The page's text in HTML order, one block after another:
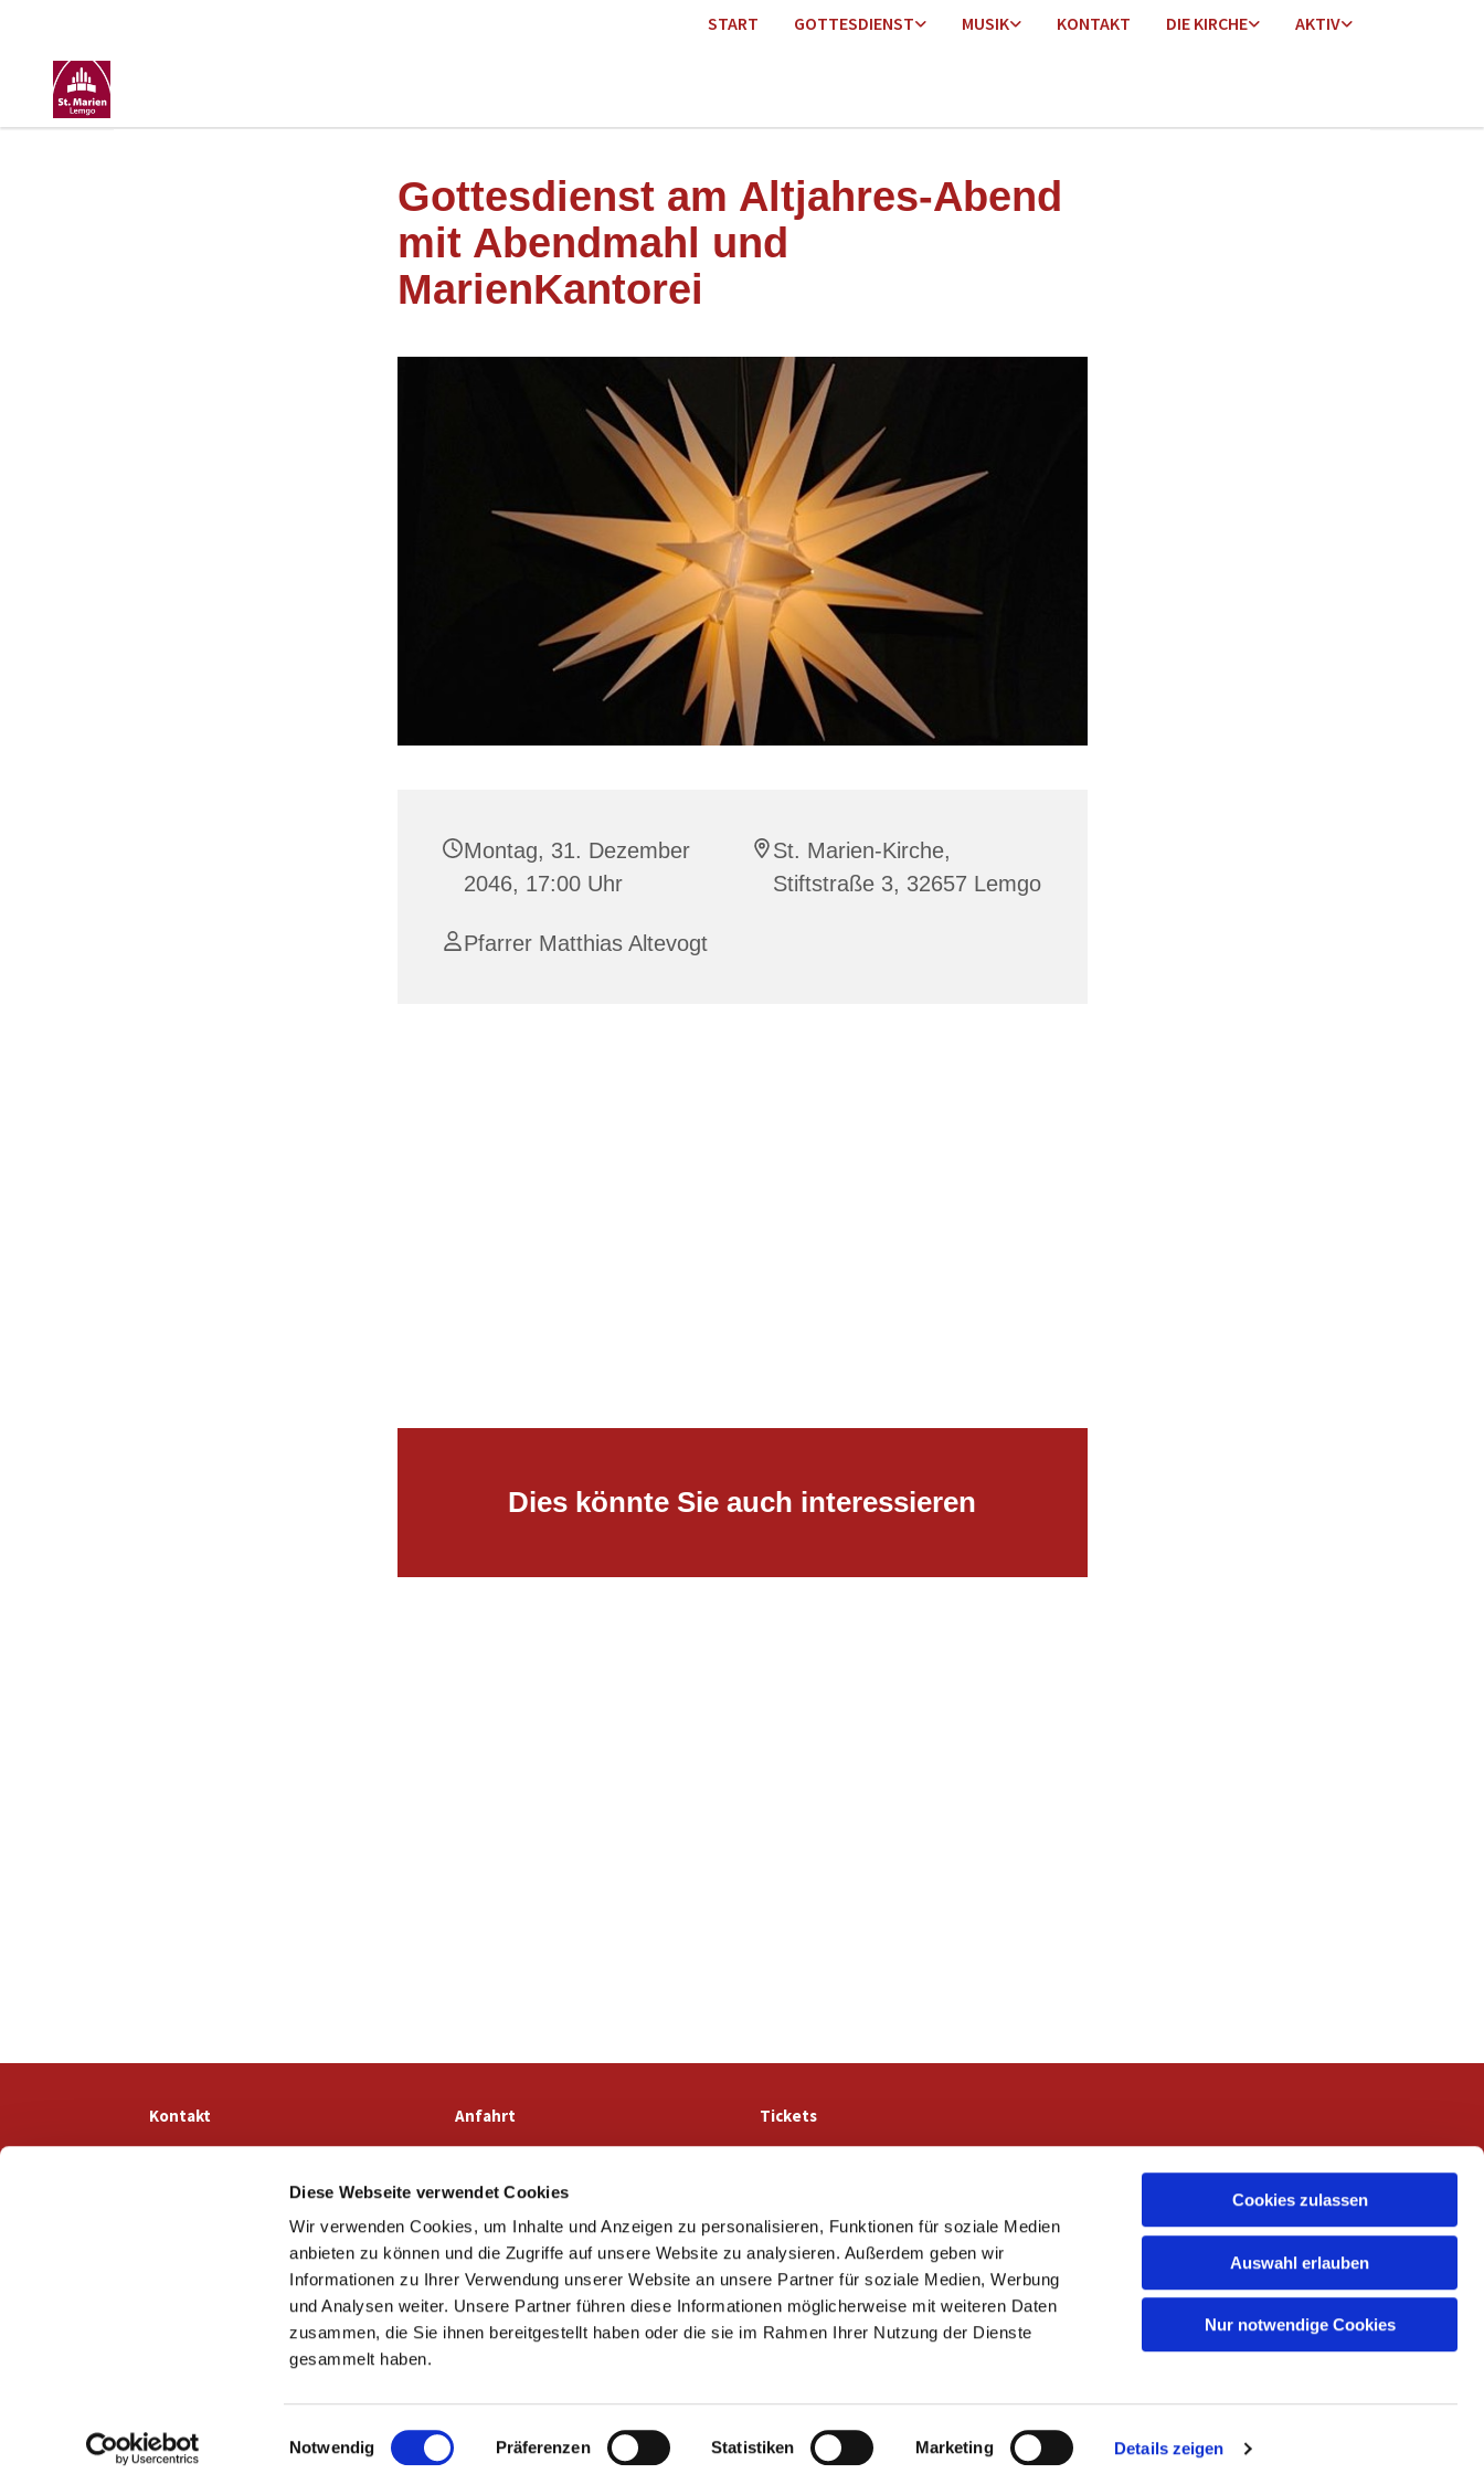
Diese Webseite verwendet Cookies
Wir verwenden Cookies, um Inhalte und Anzeigen zu personalisieren, Funktionen für soziale Medien
anbieten zu können und die Zugriffe auf unsere Website zu analysieren. Außerdem geben wir
Informationen zu Ihrer Verwendung unserer Website an unsere Partner für soziale Medien, Werbung
und Analysen weiter. Unsere Partner führen diese Informationen möglicherweise mit weiteren Daten
zusammen, die Sie ihnen bereitgestellt haben oder die sie im Rahmen Ihrer Nutzung der Dienste
gesammelt haben.
i
Notwendig Präferenzen Statistiken Marketing Details zeigen
Cookies zulassen
Auswahl erlauben
Nur notwendige Cookies
START GOTTESDIENST MUSIK KONTAKT DIE KIRCHE AKTIV
Gottesdienst am Altjahres-Abend
mit Abendmahl und
MarienKantorei
Montag, 31. Dezember
2046, 17:00 Uhr
St. Marien-Kirche,
Stiftstraße 3, 32657 Lemgo
Pfarrer Matthias Altevogt
Dies könnte Sie auch interessieren
Kontakt Anfahrt Tickets
· Stiftstraße 56
32657 Lemgo
05261 4981
info@marien-lemgo.de
Kontaktinformationen Cookie-Richtlinie Impressum